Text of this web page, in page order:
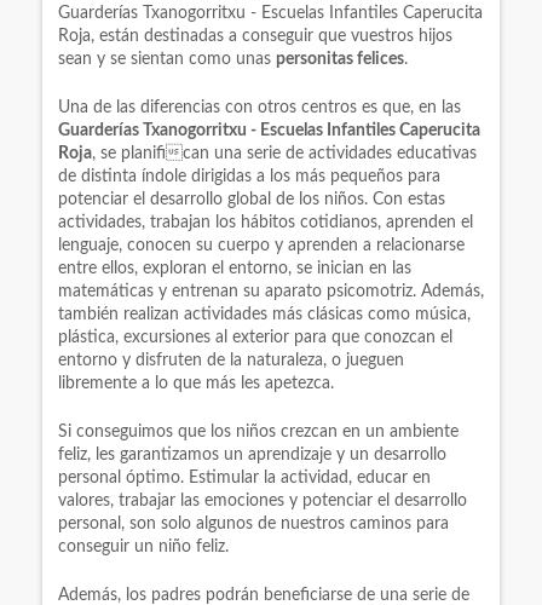
Guarderías Txanogorritxu - Escuelas Infantiles Caperucita
Roja, están destinadas a conseguir que vuestros hijos
sean y se sientan como unas personitas felices.
Una de las diferencias con otros centros es que, en las
Guarderías Txanogorritxu - Escuelas Infantiles Caperucita
Roja, se planifican una serie de actividades educativas
de distinta índole dirigidas a los más pequeños para
potenciar el desarrollo global de los niños. Con estas
actividades, trabajan los hábitos cotidianos, aprenden el
lenguaje, conocen su cuerpo y aprenden a relacionarse
entre ellos, exploran el entorno, se inician en las
matemáticas y entrenan su aparato psicomotriz. Además,
también realizan actividades más clásicas como música,
plástica, excursiones al exterior para que conozcan el
entorno y disfruten de la naturaleza, o jueguen
libremente a lo que más les apetezca.
Si conseguimos que los niños crezcan en un ambiente
feliz, les garantizamos un aprendizaje y un desarrollo
personal óptimo. Estimular la actividad, educar en
valores, trabajar las emociones y potenciar el desarrollo
personal, son solo algunos de nuestros caminos para
conseguir un niño feliz.
Además, los padres podrán beneficiarse de una serie de